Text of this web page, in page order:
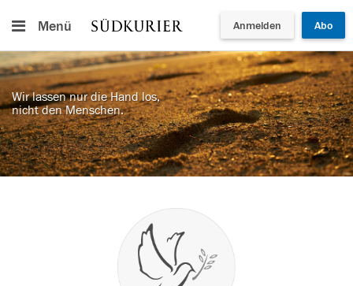
Menü Anmelden Abo
Wir lassen nur die Hand los,
nicht den Menschen.